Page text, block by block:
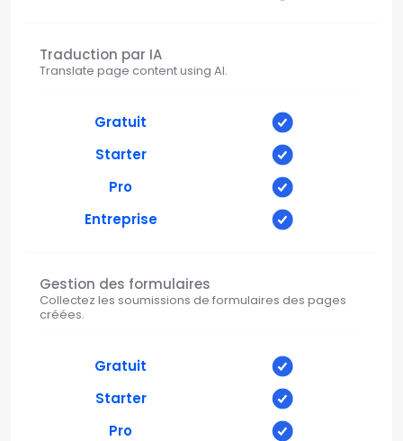
Traduction par IA
Translate page content using AI.
Gratuit
Starter
Pro
Entreprise
Gestion des formulaires
Collectez les soumissions de formulaires des pages
créées.
Gratuit
Starter
Pro